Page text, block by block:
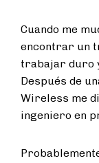
Cuando me
encontrar un
trabajar duro
Después de
Wireless me
ingeniero en